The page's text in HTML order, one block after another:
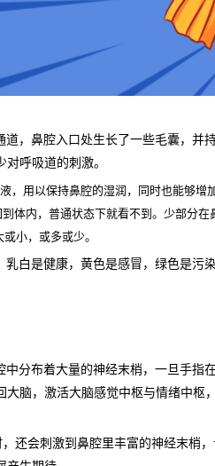
，鼻腔入口处生长了一些毛囊，并
呼吸道的刺激。
，用以保持鼻腔的湿润，同时也能够
体内，普通状态下就看不到。少部分
小，或多或少。
乳白是健康，黄色是感冒，绿色是污
中分布着大量的神经末梢，一旦手指
脑，激活大脑感觉中枢与情绪中枢
，还会刺激到鼻腔里丰富的神经末梢